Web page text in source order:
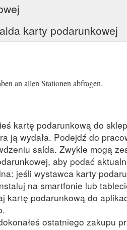
karty podarunkowej
an allen Stationen abfragen.
kartę podarunkową do
ją wydała. Podejdź do
salda. Zwykle mogą
aby podać
jeśli wystawca karty
na smartfonie lub
kartę podarunkową do
ostatniego zakupu